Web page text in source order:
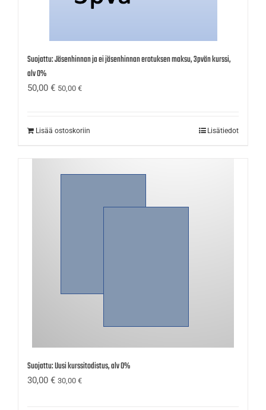
Suojattu: Jäsenhinnan ja ei jäsenhinnan erotuksen maksu, 3pvän kurssi,
alv 0%
50,00 € 50,00 €
Lisää ostoskoriin Lisätiedot
Suojattu: Uusi kurssitodistus, alv 0%
30,00 € 30,00 €